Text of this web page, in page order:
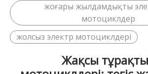
жоғары жылдамдықты
мотоциклдер
жолсыз электр мотоциклдері
Жақсы